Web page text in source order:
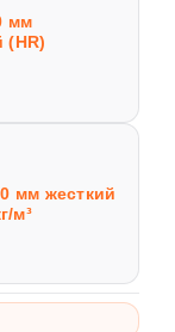
мм
(HR)
мм жесткий
м³